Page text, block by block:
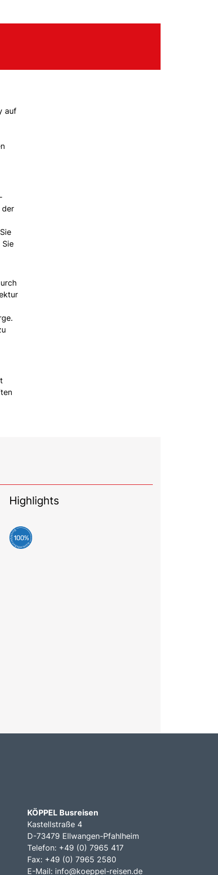
auf
der
Highlights
KÖPPEL Busreisen
Kastellstraße 4
D-73479 Ellwangen-Pfahlheim
Telefon: +49 (0) 7965 417
Fax: +49 (0) 7965 2580
E-Mail: info@koeppel-reisen.de